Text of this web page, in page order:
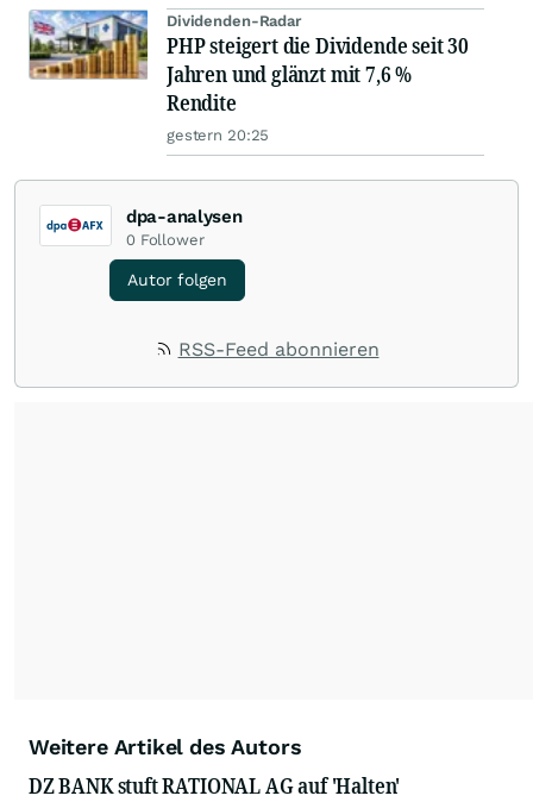
Dividenden-Radar
PHP steigert die Dividende seit 30
Jahren und glänzt mit 7,6 %
Rendite
gestern 20:25
dpa-analysen
0 Follower
Autor folgen
RSS-Feed abonnieren
Weitere Artikel des Autors
DZ BANK stuft RATIONAL AG auf 'Halten'